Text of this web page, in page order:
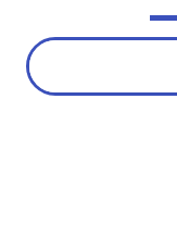
Rechercher